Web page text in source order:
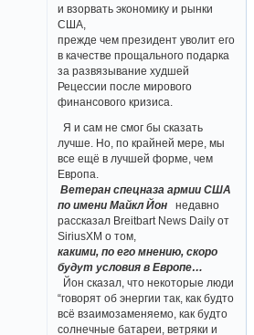
и взорвать экономику и рынки
США,
прежде чем президент уволит его
в качестве прощального подарка
за развязывание худшей
Рецессии после мирового
финансового кризиса.
Я и сам не смог бы сказать
лучше. Но, по крайней мере, мы
все ещё в лучшей форме, чем
Европа.
Ветеран спецназа армии США
по имени Майкл Йон
недавно
рассказал Breitbart News Daily от
SiriusXM о том,
какими, по его мнению, скоро
будут условия в Европе…
Йон сказал, что некоторые люди
“говорят об энергии так, как будто
всё взаимозаменяемо, как будто
солнечные батареи, ветряки и